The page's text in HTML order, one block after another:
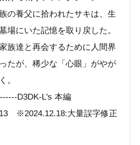
の養父に拾われたサキは、生
場にいた記憶を取り戻した。
族達と再会するために人間界
たが、稀少な「心眼」がやが
。
D3DK-L's 本編
※2024.12.18:大量誤字修正